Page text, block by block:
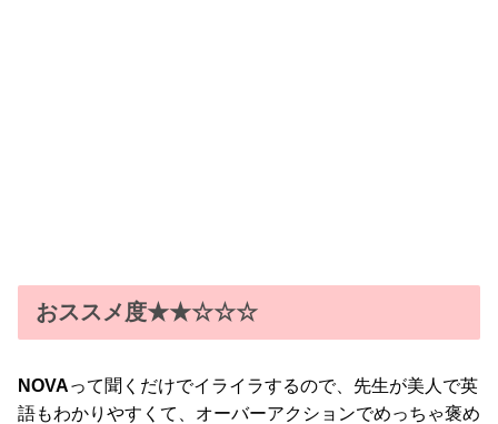
おススメ度★★☆☆☆
NOVAって聞くだけでイライラするので、先生が美人で英
語もわかりやすくて、オーバーアクションでめっちゃ褒め